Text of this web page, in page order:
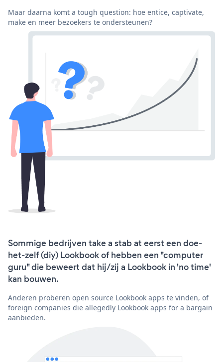
Maar daarna komt a tough question: hoe entice, captivate,
make en meer bezoekers te ondersteunen?
Sommige bedrijven take a stab at eerst een doe-
het-zelf (diy) Lookbook of hebben een "computer
guru" die beweert dat hij/zij a Lookbook in 'no time'
kan bouwen.
Anderen proberen open source Lookbook apps te vinden, of
foreign companies die allegedly Lookbook apps for a bargain
aanbieden.